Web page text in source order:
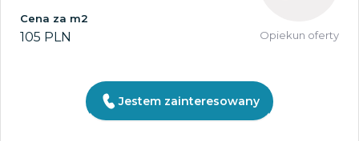
Cena za m2
105 PLN Opiekun oferty
Jestem zainteresowany